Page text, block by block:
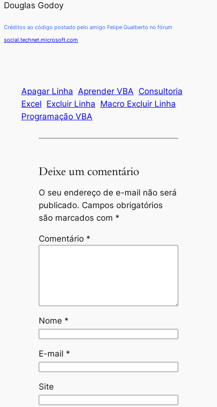
Douglas Godoy
Créditos ao código postado pelo amigo Felipe Gualberto no fórum
social.technet.microsoft.com
Apagar Linha Aprender VBA Consultoria
Excel Excluir Linha Macro Excluir Linha
Programação VBA
Deixe um comentário
O seu endereço de e-mail não será
publicado. Campos obrigatórios
são marcados com *
Comentário *
Nome *
E-mail *
Site